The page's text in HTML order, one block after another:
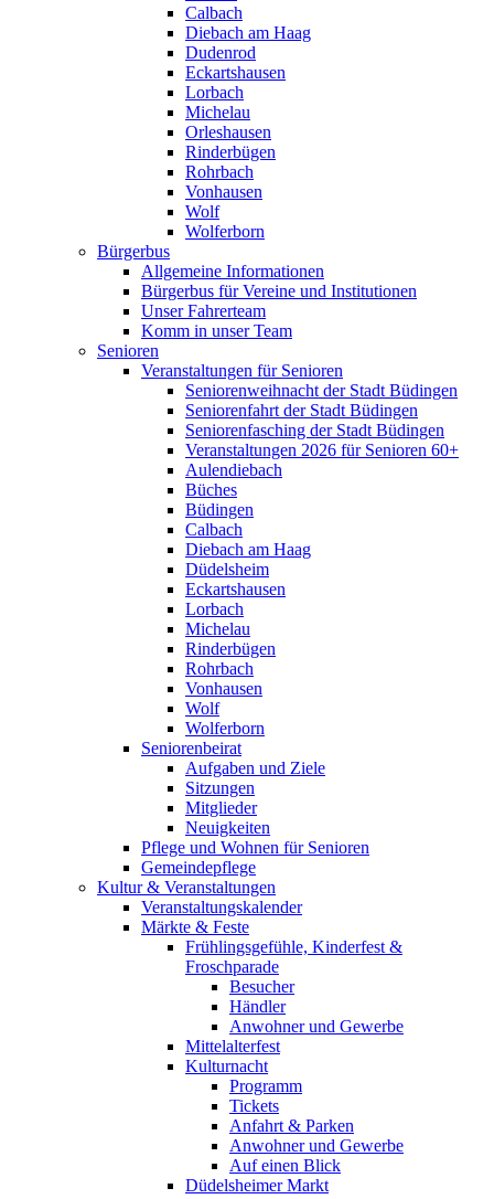
Calbach
Diebach am Haag
Dudenrod
Eckartshausen
Lorbach
Michelau
Orleshausen
Rinderbügen
Rohrbach
Vonhausen
Wolf
Wolferborn
Bürgerbus
Allgemeine Informationen
Bürgerbus für Vereine und Institutionen
Unser Fahrerteam
Komm in unser Team
Senioren
Veranstaltungen für Senioren
Seniorenweihnacht der Stadt Büdingen
Seniorenfahrt der Stadt Büdingen
Seniorenfasching der Stadt Büdingen
Veranstaltungen 2026 für Senioren 60+
Aulendiebach
Büches
Büdingen
Calbach
Diebach am Haag
Düdelsheim
Eckartshausen
Lorbach
Michelau
Rinderbügen
Rohrbach
Vonhausen
Wolf
Wolferborn
Seniorenbeirat
Aufgaben und Ziele
Sitzungen
Mitglieder
Neuigkeiten
Pflege und Wohnen für Senioren
Gemeindepflege
Kultur & Veranstaltungen
Veranstaltungskalender
Märkte & Feste
Frühlingsgefühle, Kinderfest &
Froschparade
Besucher
Händler
Anwohner und Gewerbe
Mittelalterfest
Kulturnacht
Programm
Tickets
Anfahrt & Parken
Anwohner und Gewerbe
Auf einen Blick
Düdelsheimer Markt